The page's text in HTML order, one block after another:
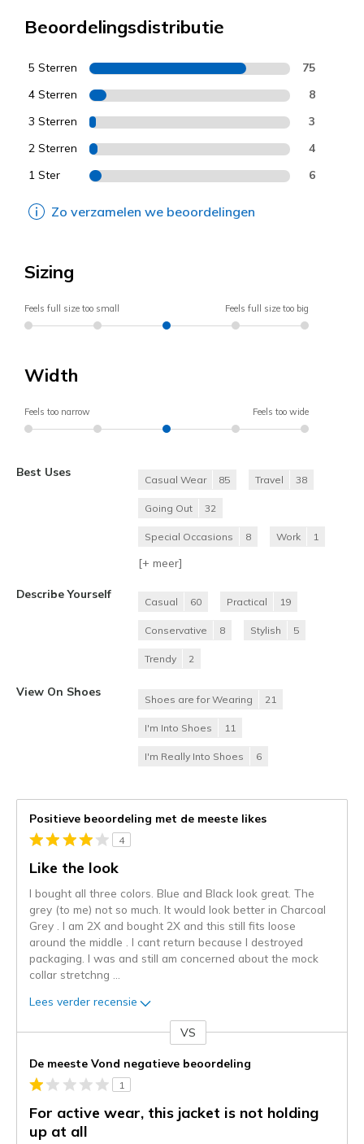
Beoordelingsdistributie
5 Sterren 75
4 Sterren 8
3 Sterren 3
2 Sterren 4
1 Ster 6
Zo verzamelen we beoordelingen
Sizing
Feels full size too small Feels full size too big
Width
Feels too narrow Feels too wide
Best Uses
Casual Wear 85 Travel 38
Going Out 32
Special Occasions 8 Work 1
[+ meer]
Describe Yourself
Casual 60 Practical 19
Conservative 8 Stylish 5
Trendy 2
View On Shoes
Shoes are for Wearing 21
I'm Into Shoes 11
I'm Really Into Shoes 6
Positieve beoordeling met de meeste likes
4
Like the look
I bought all three colors. Blue and Black look great. The
grey (to me) not so much. It would look better in Charcoal
Grey . I am 2X and bought 2X and this still fits loose
around the middle . I cant return because I destroyed
packaging. I was and still am concerned about the mock
collar stretchng
Lees verder recensie
content
wordt
momenteel
gemigreerd
naar
VS
De meeste Vond negatieve beoordeling
1
For active wear, this jacket is not holding
up at all